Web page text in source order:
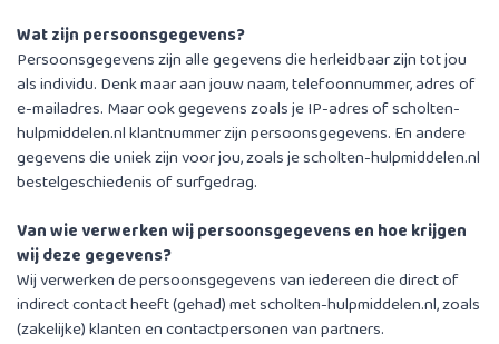
Wat zijn persoonsgegevens?
Persoonsgegevens zijn alle gegevens die herleidbaar zijn tot jou
als individu. Denk maar aan jouw naam, telefoonnummer, adres of
e-mailadres. Maar ook gegevens zoals je IP-adres of scholten-
hulpmiddelen.nl klantnummer zijn persoonsgegevens. En andere
gegevens die uniek zijn voor jou, zoals je scholten-hulpmiddelen.nl
bestelgeschiedenis of surfgedrag.
Van wie verwerken wij persoonsgegevens en hoe krijgen
wij deze gegevens?
Wij verwerken de persoonsgegevens van iedereen die direct of
indirect contact heeft (gehad) met scholten-hulpmiddelen.nl, zoals
(zakelijke) klanten en contactpersonen van partners.